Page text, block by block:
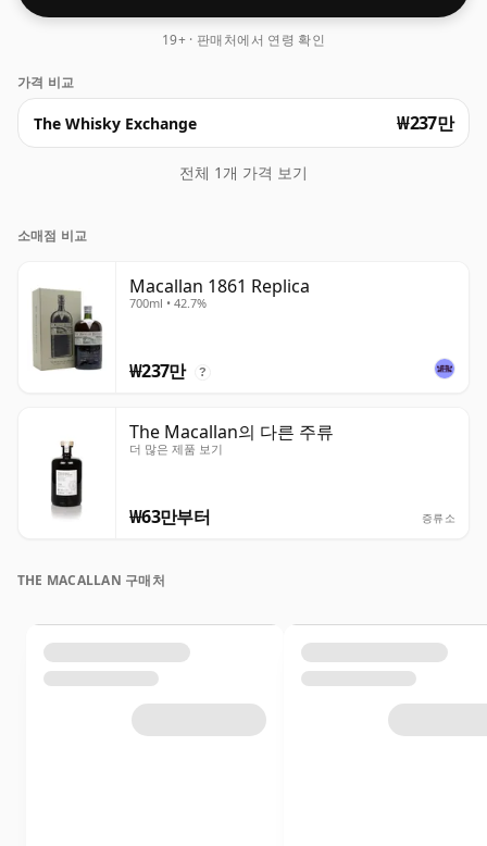
19+ · 판매처에서 연령 확인
가격 비교
The Whisky Exchange ₩237만
전체 1개 가격 보기
소매점 비교
Macallan 1861 Replica
700ml • 42.7%
₩237만 ?
The Macallan의 다른 주류
더 많은 제품 보기
₩63만부터 증류소
THE MACALLAN 구매처